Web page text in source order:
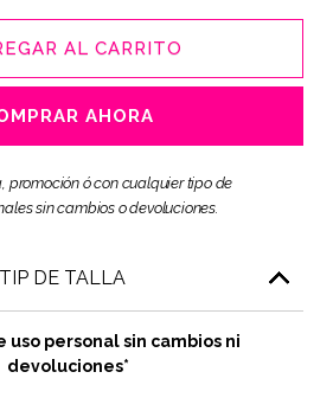
AL CARRITO
AHORA
promoción ó con cualquier tipo de
sin cambios o devoluciones.
DE TALLA
uso personal sin cambios ni
devoluciones*